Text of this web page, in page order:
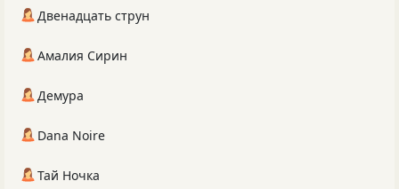
Двенадцать струн
Амалия Сирин
Демура
Dana Noire
Тай Ночка